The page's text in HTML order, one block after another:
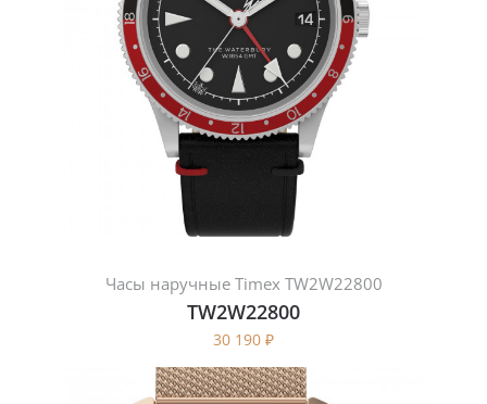
Часы наручные Timex TW2W22800
TW2W22800
30 190 ₽